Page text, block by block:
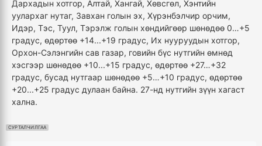
Дархадын хотгор, Алтай, Хангай, Хөвсгөл, Хэнтийн
уулархаг нутаг, Завхан голын эх, Хүрэнбэлчир орчим,
Идэр, Тэс, Туул, Тэрэлж голын хөндийгөөр шөнөдөө 0…+5
градус, өдөртөө +14...+19 градус, Их нууруудын хотгор,
Орхон-Сэлэнгийн сав газар, говийн бүс нутгийн өмнөд
хэсгээр шөнөдөө +10...+15 градус, өдөртөө +27…+32
градус, бусад нутгаар шөнөдөө +5…+10 градус, өдөртөө
+20...+25 градус дулаан байна. 27-нд нутгийн зүүн хагаст
хална.
СУРТАЛЧИЛГАА